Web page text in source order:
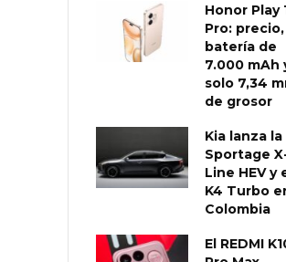
Honor Play
Pro: precio,
batería de
7.000 mAh
solo 7,34
de grosor
Kia lanza la
Sportage
Line HEV y
K4 Turbo
Colombia
El REDMI